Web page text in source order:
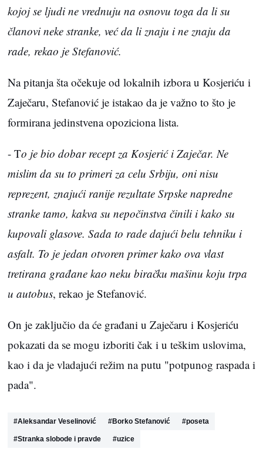
kojoj se ljudi ne vrednuju na osnovu toga da li su
članovi neke stranke, već da li znaju i ne znaju da
rade, rekao je Stefanović.
Na pitanja šta očekuje od lokalnih izbora u Kosjeriću i
Zaječaru, Stefanović je istakao da je važno to što je
formirana jedinstvena opoziciona lista.
- To je bio dobar recept za Kosjerić i Zaječar. Ne
mislim da su to primeri za celu Srbiju, oni nisu
reprezent, znajući ranije rezultate Srpske napredne
stranke tamo, kakva su nepočinstva činili i kako su
kupovali glasove. Sada to rade dajući belu tehniku i
asfalt. To je jedan otvoren primer kako ova vlast
tretirana građane kao neku biračku mašinu koju trpa
u autobus, rekao je Stefanović.
On je zaključio da će građani u Zaječaru i Kosjeriću
pokazati da se mogu izboriti čak i u teškim uslovima,
kao i da je vladajući režim na putu "potpunog raspada i
pada".
#Aleksandar Veselinović #Borko Stefanović #poseta
#Stranka slobode i pravde #uzice